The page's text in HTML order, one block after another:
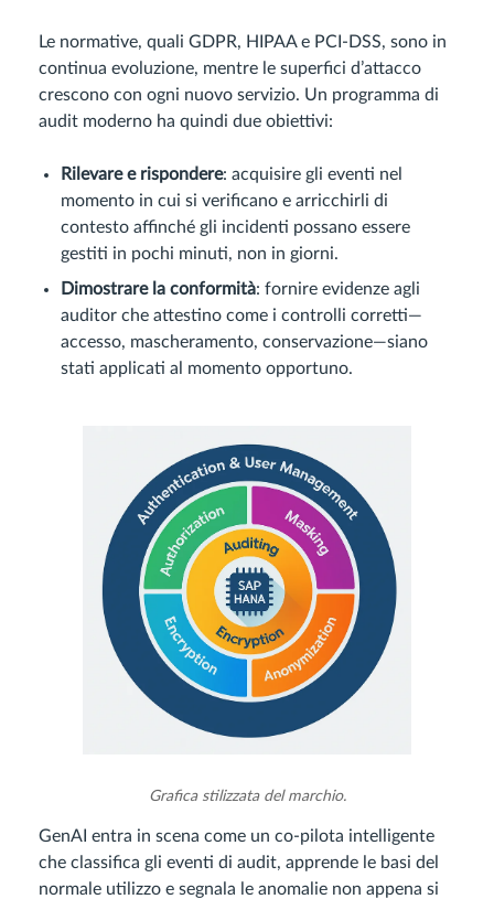
Le normative, quali GDPR, HIPAA e PCI‑DSS, sono in
continua evoluzione, mentre le superfici d’attacco
crescono con ogni nuovo servizio. Un programma di
audit moderno ha quindi due obiettivi:
Rilevare e rispondere: acquisire gli eventi nel
momento in cui si verificano e arricchirli di
contesto affinché gli incidenti possano essere
gestiti in pochi minuti, non in giorni.
Dimostrare la conformità: fornire evidenze agli
auditor che attestino come i controlli corretti—
accesso, mascheramento, conservazione—siano
stati applicati al momento opportuno.
Grafica stilizzata del marchio.
GenAI entra in scena come un co‑pilota intelligente
che classifica gli eventi di audit, apprende le basi del
normale utilizzo e segnala le anomalie non appena si